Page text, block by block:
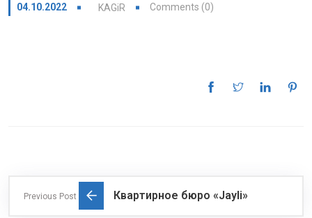
04.10.2022 KAGiR Comments (0)
Previous Post Квартирное бюро «Jayli»